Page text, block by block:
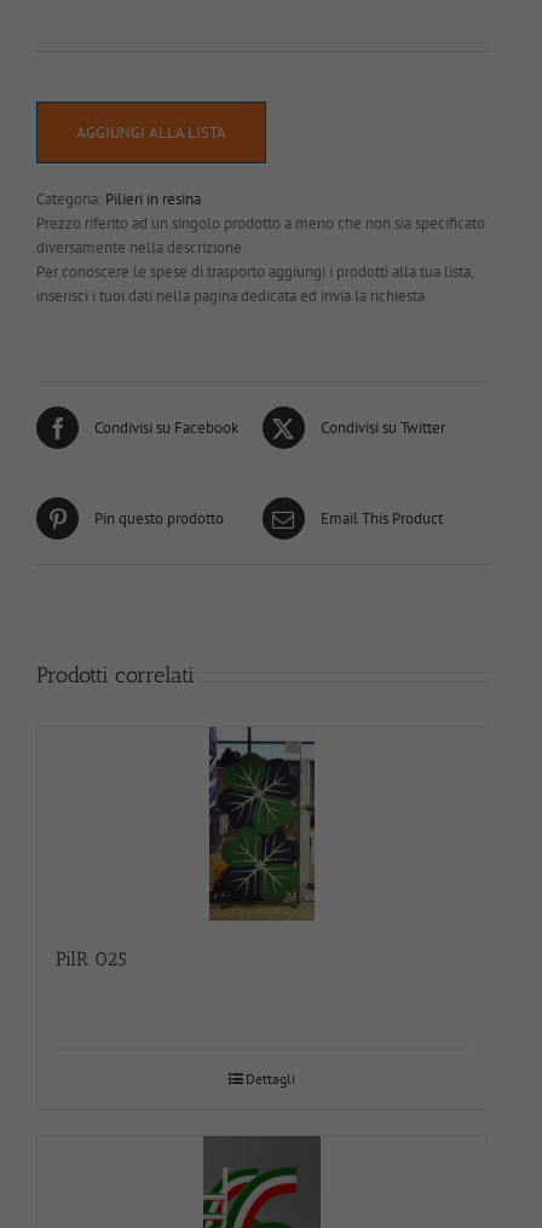
AGGIUNGI ALLA LISTA
Categoria: Pilieri in resina
Prezzo riferito ad un singolo prodotto a meno che non sia specificato
diversamente nella descrizione
Per conoscere le spese di trasporto aggiungi i prodotti alla tua lista,
inserisci i tuoi dati nella pagina dedicata ed invia la richiesta
Condivisi su Facebook Condivisi su Twitter
Pin questo prodotto Email This Product
Prodotti correlati
PilR 025
Dettagli